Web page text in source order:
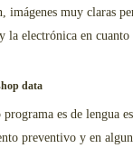
imágenes muy claras
la electrónica en
data
es de lengua
preventivo y en